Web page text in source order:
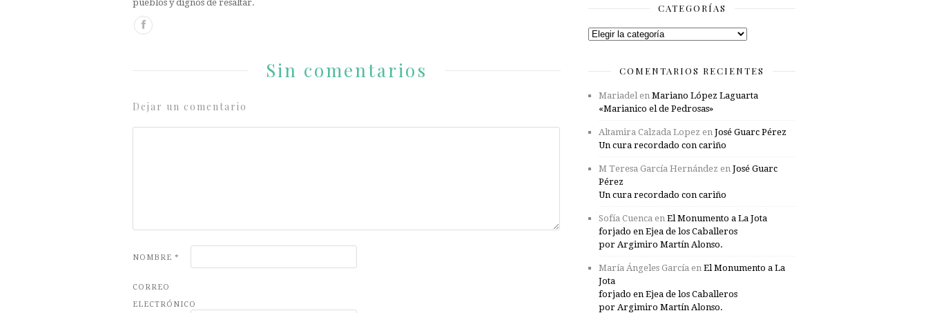
pueblos y dignos de resaltar.
Sin comentarios
Dejar un comentario
NOMBRE *
CORREO
ELECTRÓNICO
CATEGORÍAS
Categorías
COMENTARIOS RECIENTES
Mariadelen Mariano López Laguarta
«Marianico el de Pedrosas»
Altamira Calzada Lopez en José Guarc Pérez
Un cura recordado con cariño
M Teresa García Hernández en José Guarc
Pérez
Un cura recordado con cariño
Sofía Cuenca en El Monumento a La Jota
forjado en Ejea de los Caballeros
por Argimiro Martín Alonso.
María Ángeles García en El Monumento a La
Jota
forjado en Ejea de los Caballeros
por Argimiro Martín Alonso.